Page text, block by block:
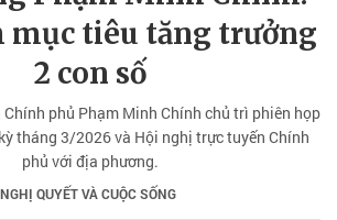
mục tiêu tăng trưởng
2 con số
phủ Phạm Minh Chính chủ trì phiên họp
tháng 3/2026 và Hội nghị trực tuyến Chính
phủ với địa phương.
NGHỊ QUYẾT VÀ CUỘC SỐNG